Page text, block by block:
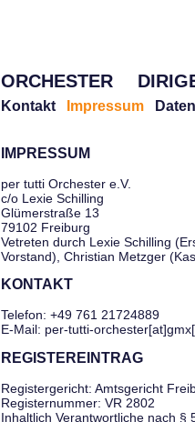
ORCHESTER
Kontakt Impressum
IMPRESSUM
per tutti Orchester e.V.
c/o Lexie Schilling
Glümerstraße 13
79102 Freiburg
Vetreten durch Lexie Schilling
Vorstand), Christian Metzger
KONTAKT
Telefon: +49 761 21724889
E-Mail: per-tutti-
REGISTEREINTRAG
Registergericht: Amtsgericht
Registernummer: VR 2802
Inhaltlich Verantwortliche nach §